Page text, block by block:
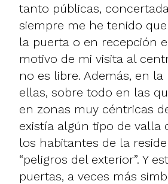
tanto públicas,
siempre me he tenido
la puerta o en recepción
motivo de mi visita al
no es libre. Además, en la
ellas, sobre todo en las
en zonas muy céntricas
existía algún tipo de valla
los habitantes de la
“peligros del exterior”. Y
puertas, a veces más